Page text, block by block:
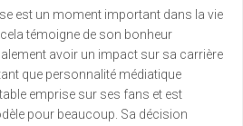
est un moment important dans la vie
témoigne de son bonheur
avoir un impact sur sa carrière
que personnalité médiatique
emprise sur ses fans et est
pour beaucoup. Sa décision